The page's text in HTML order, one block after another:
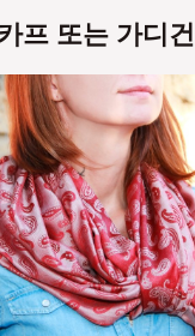
프 또는 가디건